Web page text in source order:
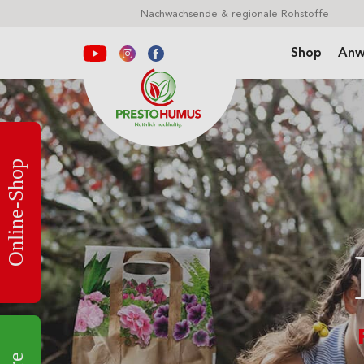
Nachwachsende & regionale Rohstoffe
Shop
Online-Shop